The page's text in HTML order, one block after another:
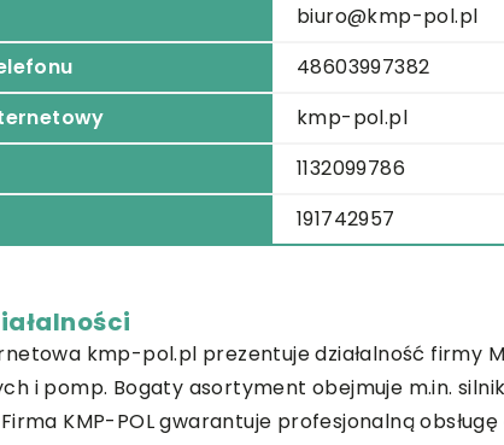
biuro@kmp-pol.pl
48603997382
kmp-pol.pl
1132099786
191742957
kmp-pol.pl prezentuje działalność firmy
i pomp. Bogaty asortyment obejmuje m.in.
KMP-POL gwarantuje profesjonalną